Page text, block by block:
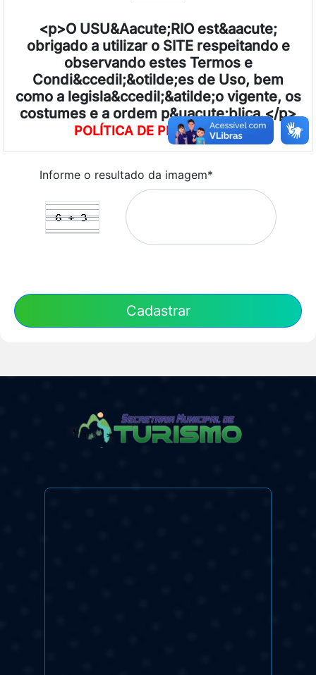
<p>O USU&Aacute;RIO est&aacute;
obrigado a utilizar o SITE respeitando e
observando estes Termos e
Condi&ccedil;&otilde;es de Uso, bem
como a legisla&ccedil;&atilde;o vigente, os
costumes e a ordem p&uacute;blica.</p>
POLÍTICA DE PRIVACIDADE
Informe o resultado da imagem*